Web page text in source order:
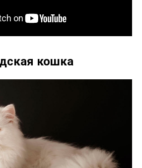
кошка